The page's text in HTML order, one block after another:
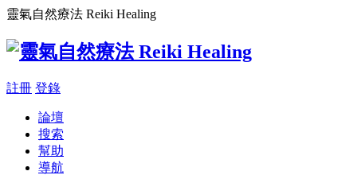
靈氣自然療法 Reiki Healing
註冊 登錄
論壇
搜索
幫助
導航